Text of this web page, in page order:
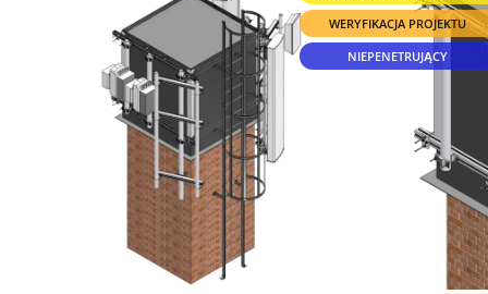
WERYFIKACJA PROJEKTU
NIEPENETRUJĄCY